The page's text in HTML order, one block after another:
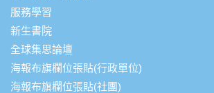
服務學習
新生書院
全球集思論壇
海報布旗欄位張貼(行政單位)
海報布旗欄位張貼(社團)